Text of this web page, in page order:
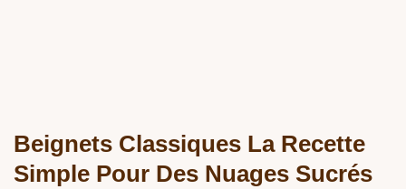
Beignets Classiques La Recette
Simple Pour Des Nuages Sucrés